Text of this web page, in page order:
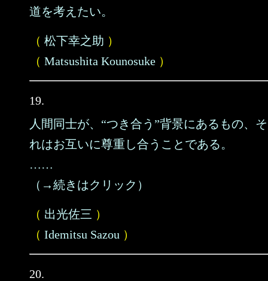
道を考えたい。
（ 松下幸之助 ）
（ Matsushita Kounosuke ）
19.
人間同士が、“つき合う”背景にあるもの、そ
れはお互いに尊重し合うことである。
……
（→続きはクリック）
（ 出光佐三 ）
（ Idemitsu Sazou ）
20.